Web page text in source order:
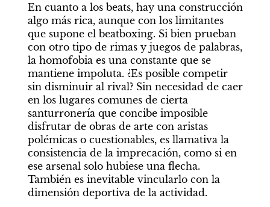
En cuanto a los beats, hay una construcción
algo más rica, aunque con los limitantes
que supone el beatboxing. Si bien prueban
con otro tipo de rimas y juegos de palabras,
la homofobia es una constante que se
mantiene impoluta. ¿Es posible competir
sin disminuir al rival? Sin necesidad de caer
en los lugares comunes de cierta
santurronería que concibe imposible
disfrutar de obras de arte con aristas
polémicas o cuestionables, es llamativa la
consistencia de la imprecación, como si en
ese arsenal solo hubiese una flecha.
También es inevitable vincularlo con la
dimensión deportiva de la actividad.